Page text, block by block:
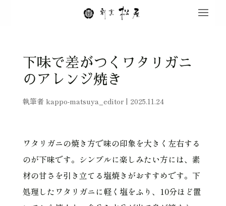
下味で差がつくワタリガニ
のアレンジ焼き
執筆者 kappo-matsuya_editor| 2025.11.24
ワタリガニの焼き方で味の印象を大きく左右する
のが下味です。シンプルに楽しみたい方には、素
材の甘さを引き立てる塩焼きがおすすめです。下
処理したワタリガニに軽く塩をふり、10分ほど置